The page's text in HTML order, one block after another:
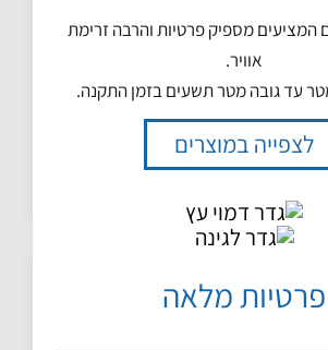
המציעים מספיק פרטיות והרבה זרימת
אוויר.
עד גובה מטר תשעים בזמן התקנה.
לצפייה במוצרים
פרטיות מלאה